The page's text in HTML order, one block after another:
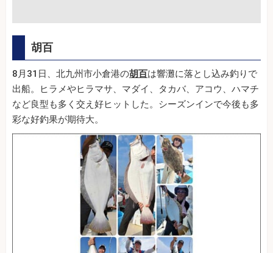
胡百
8月31日、北九州市小倉港の胡百は響灘に落とし込み釣りで
出船。ヒラメやヒラマサ、マダイ、タカバ、アコウ、ハマチ
など良型も多く交え好ヒットした。シーズンインで今後も多
彩な好釣果が期待大。